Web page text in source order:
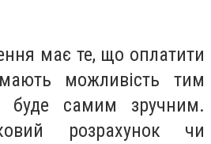
має те, що оплатити
можливість тим
буде самим зручним.
розрахунок чи